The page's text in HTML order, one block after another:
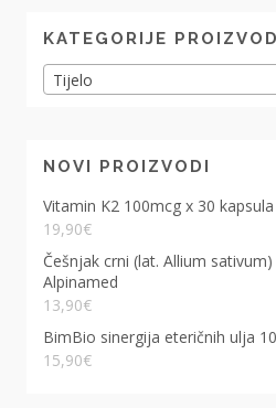
KATEGORIJE
Tijelo
NOVI PROIZVODI
Vitamin K2 100mcg x 30
19,90€
Češnjak crni (lat. Allium
Alpinamed
13,90€
BimBio sinergija eteričnih ulja
15,90€